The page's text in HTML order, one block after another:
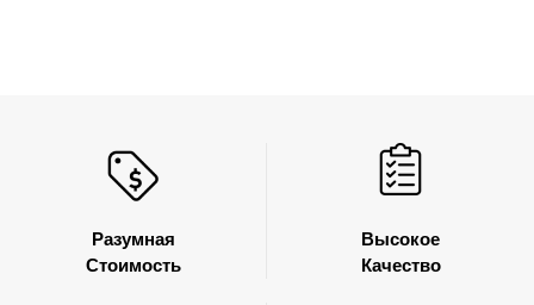
Разумная
Стоимость
Высокое
Качество